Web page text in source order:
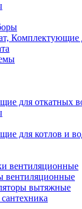
Комплектующие
для откатных
для котлов и
вентиляционные
вентиляционные
вытяжные